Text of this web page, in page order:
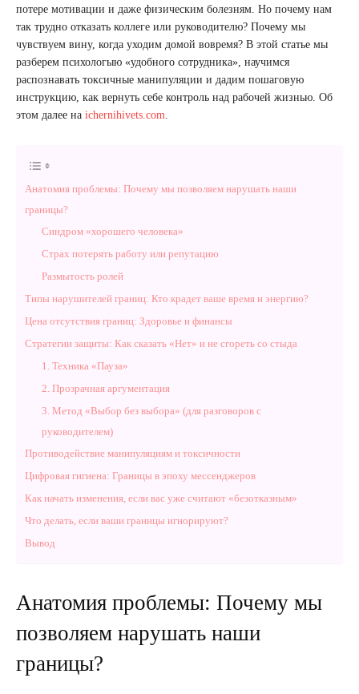
потере мотивации и даже физическим болезням. Но почему нам
так трудно отказать коллеге или руководителю? Почему мы
чувствуем вину, когда уходим домой вовремя? В этой статье мы
разберем психологыю «удобного сотрудника», научимся
распознавать токсичные манипуляции и дадим пошаговую
инструкцию, как вернуть себе контроль над рабочей жизнью. Об
этом далее на ichernihivets.com.
Анатомия проблемы: Почему мы позволяем нарушать наши
границы?
Синдром «хорошего человека»
Страх потерять работу или репутацию
Размытость ролей
Типы нарушителей границ: Кто крадет ваше время и энергию?
Цена отсутствия границ: Здоровье и финансы
Стратегии защиты: Как сказать «Нет» и не сгореть со стыда
1. Техника «Пауза»
2. Прозрачная аргументация
3. Метод «Выбор без выбора» (для разговоров с
руководителем)
Противодействие манипуляциям и токсичности
Цифровая гигиена: Границы в эпоху мессенджеров
Как начать изменения, если вас уже считают «безотказным»
Что делать, если ваши границы игнорируют?
Вывод
Анатомия проблемы: Почему мы
позволяем нарушать наши
границы?